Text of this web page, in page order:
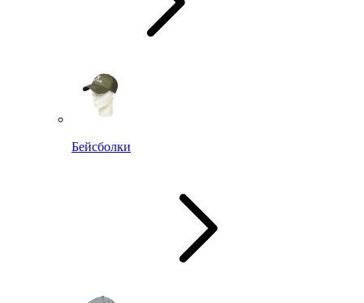
Бейсболки